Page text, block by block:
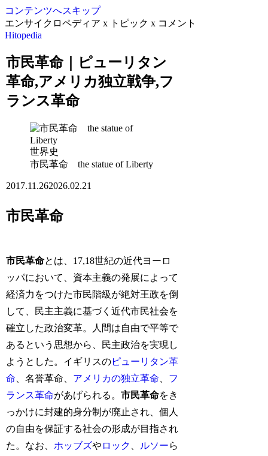
コンテンツへスキップ
エンサイクロペディア x トピック x コメント
Hitopedia
市民革命｜ピューリタン
革命,アメリカ独立戦争,フ
ランス革命
世界史
市民革命 the statue of Liberty
2017.11.262026.02.21
市民革命
市民革命とは、17,18世紀の近代ヨーロ
ッパにおいて、資本主義の発展によって
経済力をつけた市民階級が絶対王政を倒
して、民主主義に基づく近代市民社会を
確立した政治変革。人間は自由で平等で
あるという思想から、民主政治を実現し
ようとした。イギリスのピューリタン革
命 、名誉革命、 アメリカの独立革命
フ
ランス革命があげられる。市民革命をき
っかけに封建的身分制が廃止され、個人
の自由を保証する社会の形成が目指され
た。なお、 ホッブズやロック ルソーら